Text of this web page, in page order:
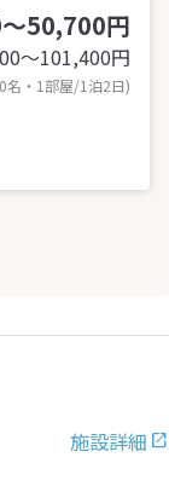
50,700円
〜101,400円
名・1部屋/1泊2日)
施設詳細